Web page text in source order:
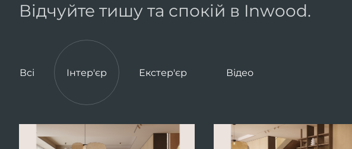
Відчуйте тишу та спокій в Inwood.
Всі Інтер'єр Екстер'єр Відео